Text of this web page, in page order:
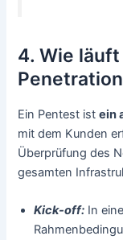
4. Wie
Ein Pentest istein
mit dem Kunden
Überprüfung des
gesamten
Kick-off: In